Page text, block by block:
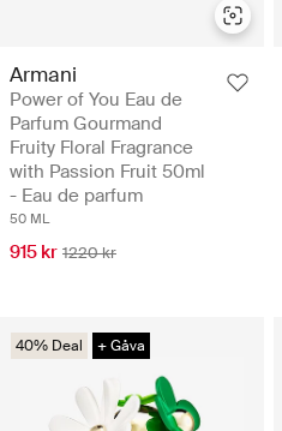
Armani
Power of You Eau de
Parfum Gourmand
Fruity Floral Fragrance
with Passion Fruit 50ml
- Eau de parfum
50 ML
915 kr 1220 kr
40% Deal + Gåva